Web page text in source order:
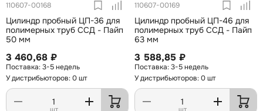
110607-00168
Цилиндр пробный ЦП-36 для
полимерных труб ССД - Пайп
50 мм
3 460,68 ₽
3-5 недель
У дистрибьюторов: 0 шт
шт
110607-00169
Цилиндр пробный ЦП-46 для
полимерных труб ССД - Пайп
63 мм
3 588,85 ₽
3-5 недель
У дистрибьюторов: 0 шт
шт